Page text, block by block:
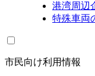
港湾周辺
特殊車両
市民向け利用情報